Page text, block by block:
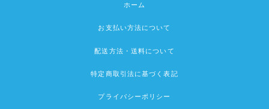
ホーム
お支払い方法について
配送方法・送料について
特定商取引法に基づく表記
プライバシーポリシー